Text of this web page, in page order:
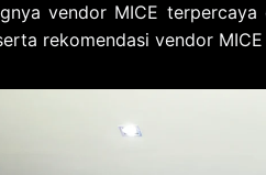
vendor MICE terpercaya
rekomendasi vendor